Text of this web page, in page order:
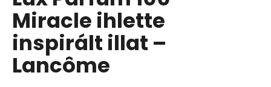
5-
ből
0,0
csillag.
Miracle ihlette
inspirált illat –
Lancôme
A
j
á
n